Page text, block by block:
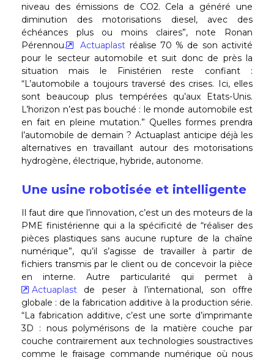
niveau des émissions de CO2. Cela a généré une
diminution des motorisations diesel, avec des
échéances plus ou moins claires”, note Ronan
Pérennou.
Actuaplast réalise 70 % de son activité
pour le secteur automobile et suit donc de près la
situation mais le Finistérien reste confiant :
“L’automobile a toujours traversé des crises. Ici, elles
sont beaucoup plus tempérées qu’aux Etats-Unis.
L’horizon n’est pas bouché : le monde automobile est
en fait en pleine mutation.” Quelles formes prendra
l’automobile de demain ? Actuaplast anticipe déjà les
alternatives en travaillant autour des motorisations
hydrogène, électrique, hybride, autonome.
Une usine robotisée et intelligente
Il faut dire que l’innovation, c’est un des moteurs de la
PME finistérienne qui a la spécificité de “réaliser des
pièces plastiques sans aucune rupture de la chaîne
numérique”, qu’il s’agisse de travailler à partir de
fichiers transmis par le client ou de concevoir la pièce
en interne. Autre particularité qui permet à
Actuaplast de peser à l’international, son offre
globale : de la fabrication additive à la production série.
“La fabrication additive, c’est une sorte d’imprimante
3D : nous polymérisons de la matière couche par
couche contrairement aux technologies soustractives
comme le fraisage commande numérique où nous